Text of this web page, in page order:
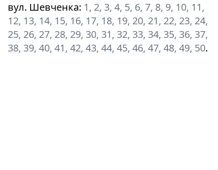
вул. Шевченка: 1, 2, 3, 4, 5, 6, 7, 8, 9, 10, 11,
12, 13, 14, 15, 16, 17, 18, 19, 20, 21, 22, 23, 24,
25, 26, 27, 28, 29, 30, 31, 32, 33, 34, 35, 36, 37,
38, 39, 40, 41, 42, 43, 44, 45, 46, 47, 48, 49, 50.